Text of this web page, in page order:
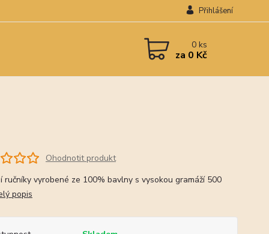
Přihlášení
0ks
za 0 Kč
Ohodnotit produkt
ručníky vyrobené ze 100% bavlny s vysokou gramáží 500
popis